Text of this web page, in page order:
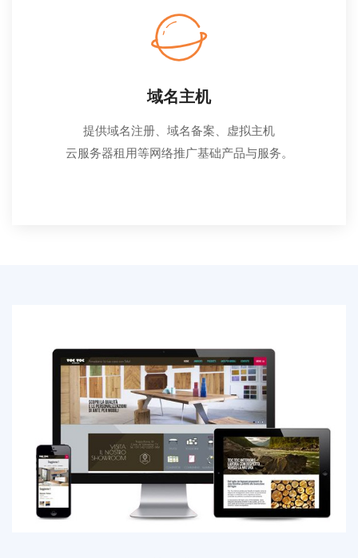
域名主机
提供域名注册、域名备案、虚拟主机
云服务器租用等网络推广基础产品与服务。